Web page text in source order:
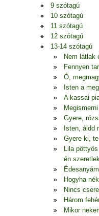
9 szótagú
10 szótagú
11 szótagú
12 szótagú
13-14 szótagú
Nem látlak
Fennyen
Ó,
Isten a
A kassai
Gyere,
Isten, áldd
Gyere ki,
Lila
én
Hogyha
Nincs
Három
Mikor